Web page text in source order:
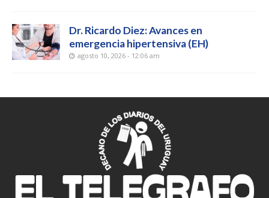
Dr. Ricardo Diez: Avances en
emergencia hipertensiva (EH)
agosto 10, 2026 - 12:06 am